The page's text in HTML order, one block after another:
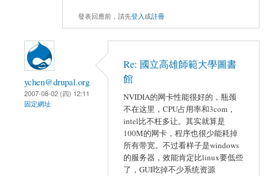
發表回應前，請先登入或註冊
ychen@drupal.org
2007-08-02 (四) 12:11
固定網址
Re: 國立高雄師範大學圖書
館
NVIDIA的网卡性能很好的，瓶颈
不在这里，CPU占用率和3com，
intel比不枉多让。其实就算是
100M的网卡，程序也很少能耗掉
所有带宽。不过看样子是windows
的服务器，效能肯定比linux要低些
了，GUI吃掉不少系统资源